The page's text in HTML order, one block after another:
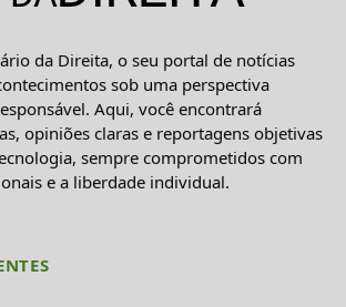
da Direita, o seu portal de notícias
sob uma perspectiva
Aqui, você encontrará
opiniões claras e reportagens objetivas
sempre comprometidos com
e a liberdade individual.